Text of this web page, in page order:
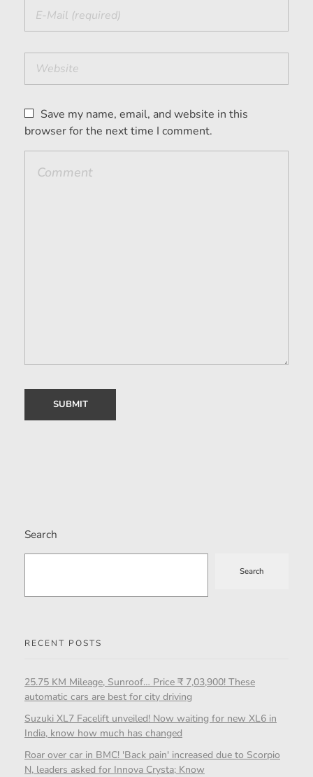
Save my name, email, and website in this
browser for the next time I comment.
Search
Search
RECENT POSTS
25.75 KM Mileage, Sunroof… Price ₹ 7,03,900! These
automatic cars are best for city driving
Suzuki XL7 Facelift unveiled! Now waiting for new XL6 in
India, know how much has changed
Roar over car in BMC! 'Back pain' increased due to Scorpio
N, leaders asked for Innova Crysta; Know